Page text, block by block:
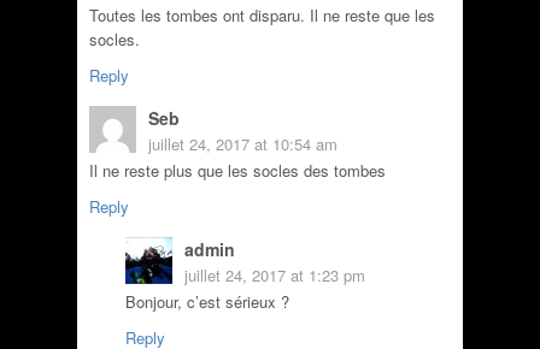
Toutes les tombes ont disparu. Il ne reste que les
socles.
Reply
Seb
juillet 24, 2017 at 10:54 am
Il ne reste plus que les socles des tombes
Reply
admin
juillet 24, 2017 at 1:23 pm
Bonjour, c’est sérieux ?
Reply